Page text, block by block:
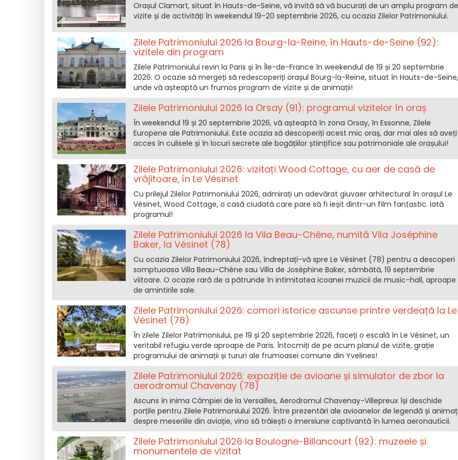
Orașul Clamart, situat în Hauts-de-Seine, vă invită să vă bucurați de un amplu program de
vizite și de activități în weekendul 19–20 septembrie 2026, cu ocazia Zilelor Patrimoniului.
Zilele Patrimoniului 2026 la Bourg-la-Reine, în Hauts-de-Seine (92):
vizitele din program
Zilele Patrimoniului revin la Paris și în Île-de-France în weekendul de 19 și 20 septembrie
2026. O ocazie să mergeți să redescoperiți orașul Bourg-la-Reine, situat în Hauts-de-Seine,
unde vă așteaptă un frumos program de vizite și de animații!
Zilele Patrimoniului 2026 la Orsay (91): programul vizitelor în oraș
În weekendul 19 și 20 septembrie 2026, vă așteaptă în zona Orsay, în Essonne, Zilele
Europene ale Patrimoniului. Este ocazia să descoperiți acest mic oraș, dar mai ales să aveți
acces în culisele și în locuri secrete ale bogățiilor științifice sau patrimoniale ale orașului!
Zilele Patrimoniului 2026: vizitați Wood Cottage, cu aer de casă de
vrăjitoare, în Le Vésinet
Cu prilejul Zilelor Patrimoniului 2026, admirați un adevărat giuvaer arhitectural în orașul Le
Vésinet, Wood Cottage, o casă ciudată care pare să fi ieșit dintr-un film fantastic. Iată
programul!
Zilele Patrimoniului 2026 la Vila Beau-Chêne, numită Vila Joséphine
Baker, la Vésinet (78)
Cu ocazia Zilelor Patrimoniului 2026, îndreptați-vă spre Le Vésinet (78) pentru a descoperi
somptuoasa Villa Beau-Chêne sau Villa de Joséphine Baker, sâmbătă, 19 septembrie
viitoare. O ocazie rară de a pătrunde în intimitatea icoanei muzicii de music-hall, aproape
de amintirile sale.
Zilele Patrimoniului 2026: comori istorice ascunse printre verdeață la Le
Vésinet (78)
În zilele Zilelor Patrimoniului, pe 19 și 20 septembrie 2026, faceți o escală în Le Vésinet, un
veritabil refugiu verde aproape de Paris. Întocmiți de pe acum planul de vizite, grație
programului de animații și tururi ale frumoasei comune din Yvelines!
Zilele Patrimoniului 2026: expoziție de avioane și simulator de zbor la
aerodromul Chavenay (78)
Ascuns în inima Câmpiei de la Versailles, Aerodromul Chavenay-Villepreux își deschide
porțile pentru Zilele Patrimoniului 2026. Între prezentări ale avioanelor de legendă și
despre meseriile din aviație, vino să trăiești o imersiune captivantă în lumea aeronauticii.
Zilele Patrimoniului 2026 la Boulogne-Billancourt (92): muzeele și
monumentele de vizitat